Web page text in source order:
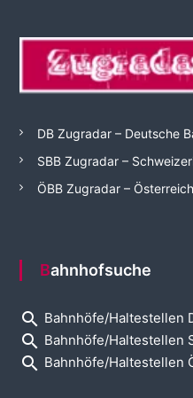
DB Zugradar – Deutsche
SBB Zugradar –
ÖBB Zugradar –
Bahnhofsuche
search Bahnhöfe/Haltestellen
search Bahnhöfe/Haltestellen
search Bahnhöfe/Haltestellen